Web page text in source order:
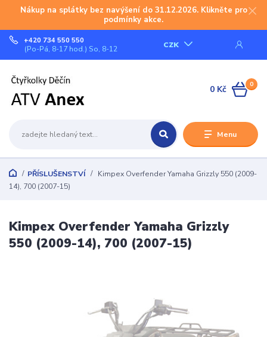
Nákup na splátky bez navýšení do 31.12.2026. Klikněte pro
podmínky akce.
Menu
CZK
+420 734 550 550
(Po-Pá, 8-17 hod.) So, 8-12
0
0 Kč
PŘÍSLUŠENSTVÍ
Kimpex Overfender Yamaha Grizzly 550 (2009-
14), 700 (2007-15)
Kimpex Overfender Yamaha Grizzly
550 (2009-14), 700 (2007-15)